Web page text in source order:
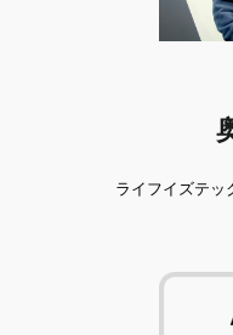
ライフイズテッ